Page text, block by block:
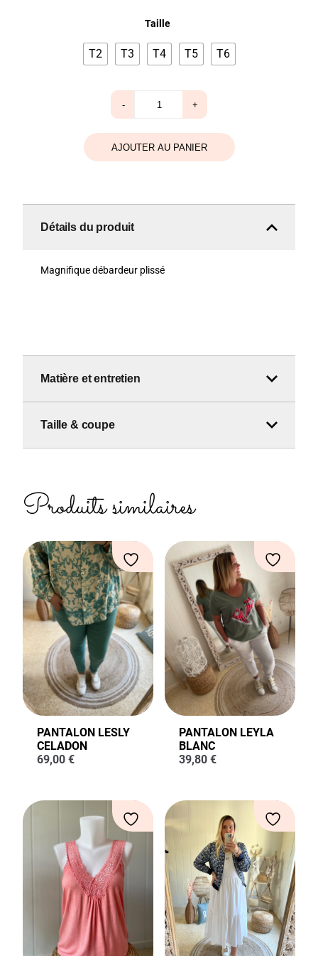
Taille
T2 T3 T4 T5 T6
de
Duo
Xelles
noir
- +
AJOUTER AU PANIER
Détails du produit
Magnifique débardeur plissé
Matière et entretien
Taille & coupe
Produits similaires
PANTALON LESLY
CELADON
69,00 €
PANTALON LEYLA
BLANC
39,80 €